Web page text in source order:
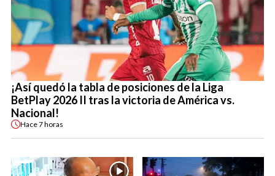
¡Así quedó la tabla de posiciones de la Liga
BetPlay 2026 II tras la victoria de América vs.
Nacional!
Hace7 horas